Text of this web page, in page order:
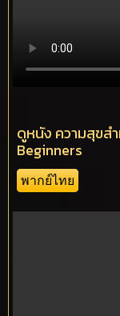
ดูหนัง ความสุขส
Beginners
พากย์ไทย